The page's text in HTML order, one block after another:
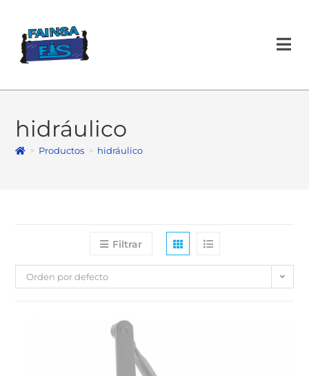
hidráulico
> Productos > hidráulico
Filtrar
Orden por defecto